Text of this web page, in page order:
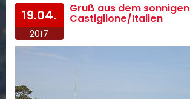
19.04.
2017
Gruß aus dem sonnigen
Castiglione/Italien